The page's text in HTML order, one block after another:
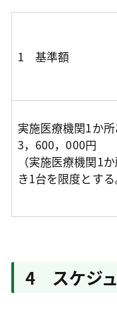
1 基準額
実施医療機関1か所
3，600，000円
（実施医療機関1
き1台を限度とする
4 スケジュ